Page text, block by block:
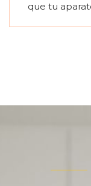
que tu